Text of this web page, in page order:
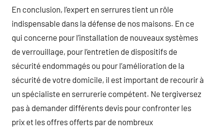
En conclusion, l’expert en serrures tient un rôle
indispensable dans la défense de nos maisons. En ce
qui concerne pour l’installation de nouveaux systèmes
de verrouillage, pour l’entretien de dispositifs de
sécurité endommagés ou pour l’amélioration de la
sécurité de votre domicile, il est important de recourir à
un spécialiste en serrurerie compétent. Ne tergiversez
pas à demander différents devis pour confronter les
prix et les offres offerts par de nombreux